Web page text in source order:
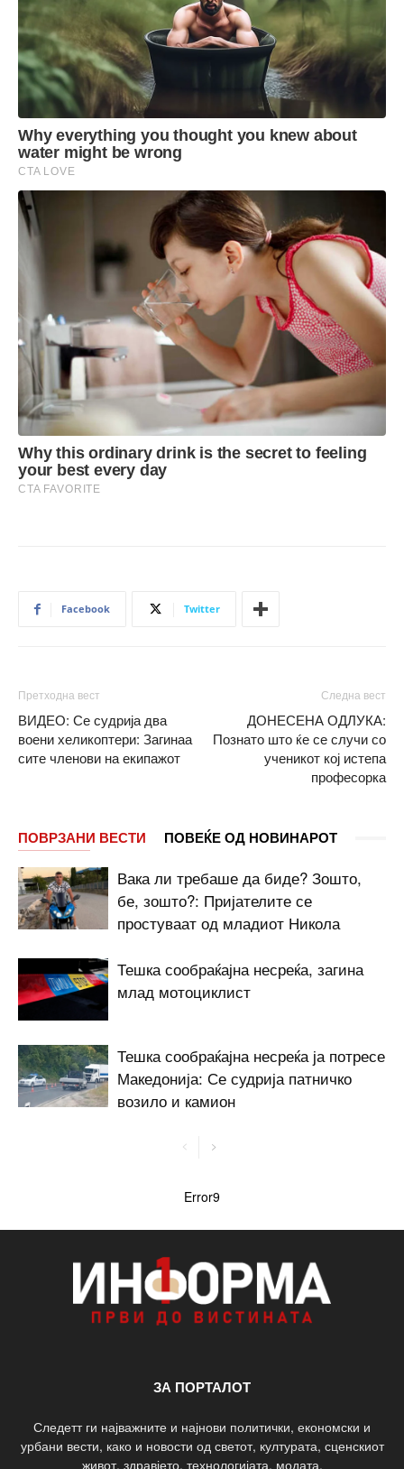
Facebook Twitter
Претходна вест
ВИДЕО: Се судрија два
воени хеликоптери: Загинаа
сите членови на екипажот
Следна вест
ДОНЕСЕНА ОДЛУКА:
Познато што ќе се случи со
ученикот кој истепа
професорка
ПОВРЗАНИ ВЕСТИ ПОВЕЌЕ ОД НОВИНАРОТ
Вака ли требаше да биде? Зошто,
бе, зошто?: Пријателите се
простуваат од младиот Никола
Тешка сообраќајна несреќа, загина
млад мотоциклист
Тешка сообраќајна несреќа ја потресе
Македонија: Се судрија патничко
возило и камион
Error9
ЗА ПОРТАЛОТ
Следетт ги најважните и најнови политички, економски и
урбани вести, како и новости од светот, културата, сценскиот
живот, здравјето, технологијата, модата.